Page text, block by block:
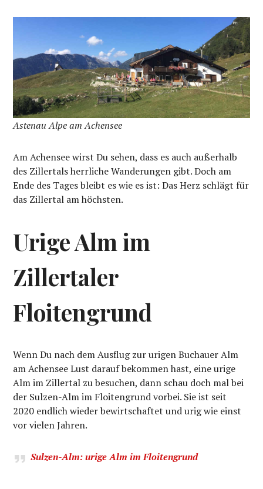
Astenau Alpe am Achensee
Am Achensee wirst Du sehen, dass es auch außerhalb
des Zillertals herrliche Wanderungen gibt. Doch am
Ende des Tages bleibt es wie es ist: Das Herz schlägt für
das Zillertal am höchsten.
Urige Alm im
Zillertaler
Floitengrund
Wenn Du nach dem Ausflug zur urigen Buchauer Alm
am Achensee Lust darauf bekommen hast, eine urige
Alm im Zillertal zu besuchen, dann schau doch mal bei
der Sulzen-Alm im Floitengrund vorbei. Sie ist seit
2020 endlich wieder bewirtschaftet und urig wie einst
vor vielen Jahren.
Sulzen-Alm: urige Alm im Floitengrund